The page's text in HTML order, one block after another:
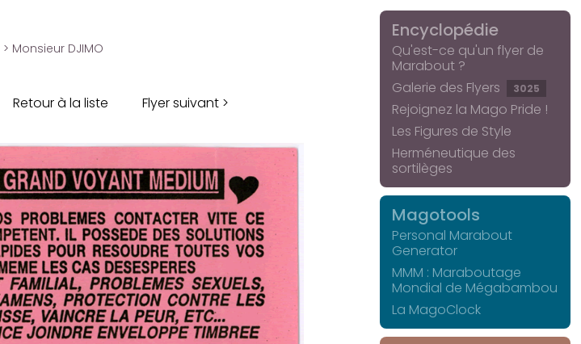
> Monsieur DJIMO
Retour à la liste Flyer suivant >
Encyclopédie
Qu'est-ce qu'un flyer de
Marabout ?
Galerie des Flyers
3025
Rejoignez la Mago Pride !
Les Figures de Style
Herméneutique des
sortilèges
Magotools
Personal Marabout
Generator
MMM : Maraboutage
Mondial de Mégabambou
La MagoClock